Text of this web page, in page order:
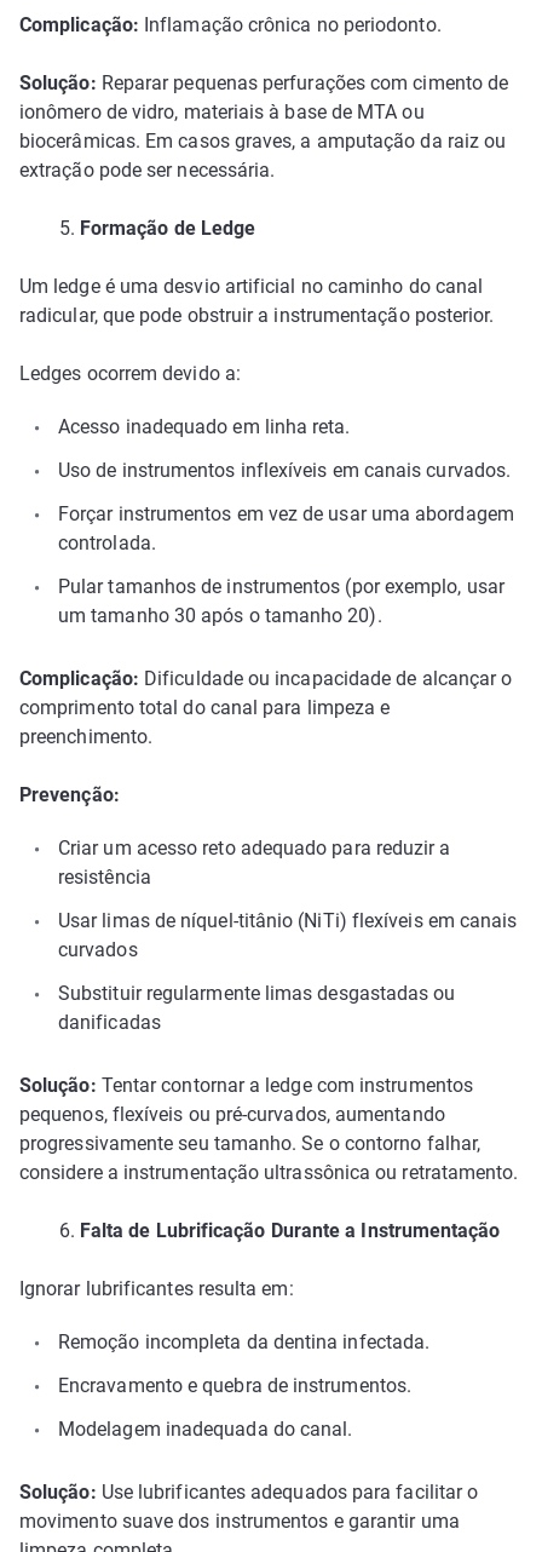
Complicação: Inflamação crônica no periodonto.
Solução: Reparar pequenas perfurações com cimento de
ionômero de vidro, materiais à base de MTA ou
biocerâmicas. Em casos graves, a amputação da raiz ou
extração pode ser necessária.
5. Formação de Ledge
Um ledge é uma desvio artificial no caminho do canal
radicular, que pode obstruir a instrumentação posterior.
Ledges ocorrem devido a:
Acesso inadequado em linha reta.
Uso de instrumentos inflexíveis em canais curvados.
Forçar instrumentos em vez de usar uma abordagem
controlada.
Pular tamanhos de instrumentos (por exemplo, usar
um tamanho 30 após o tamanho 20).
Complicação: Dificuldade ou incapacidade de alcançar o
comprimento total do canal para limpeza e
preenchimento.
Prevenção:
Criar um acesso reto adequado para reduzir a
resistência
Usar limas de níquel-titânio (NiTi) flexíveis em canais
curvados
Substituir regularmente limas desgastadas ou
danificadas
Solução: Tentar contornar a ledge com instrumentos
pequenos, flexíveis ou pré-curvados, aumentando
progressivamente seu tamanho. Se o contorno falhar,
considere a instrumentação ultrassônica ou retratamento.
6. Falta de Lubrificação Durante a Instrumentação
Ignorar lubrificantes resulta em:
Remoção incompleta da dentina infectada.
Encravamento e quebra de instrumentos.
Modelagem inadequada do canal.
Solução: Use lubrificantes adequados para facilitar o
movimento suave dos instrumentos e garantir uma